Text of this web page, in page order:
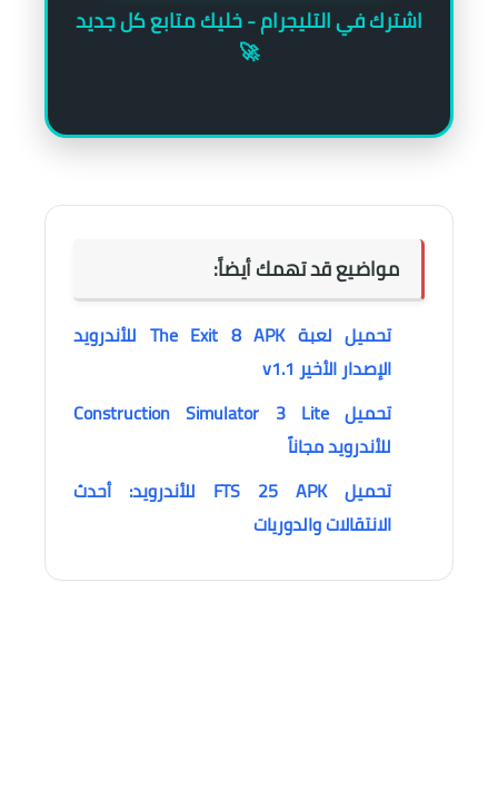
اشترك في التليجرام - خليك متابع كل جديد
🚀
مواضيع قد تهمك أيضاً:
تحميل لعبة The Exit 8 APK للأندرويد
الإصدار الأخير v1.1
تحميل Construction Simulator 3 Lite
للأندرويد مجاناً
تحميل FTS 25 APK للأندرويد: أحدث
الانتقالات والدوريات